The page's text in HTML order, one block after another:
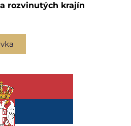
rozvinutých krajín